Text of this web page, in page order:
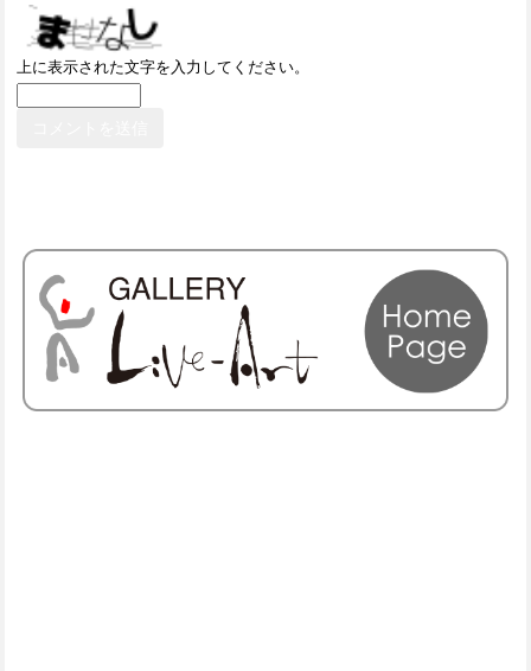
上に表示された文字を入力してください。